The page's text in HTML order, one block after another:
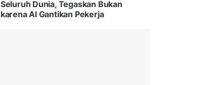
Seluruh Dunia, Tegaskan Bukan
karena AI Gantikan Pekerja